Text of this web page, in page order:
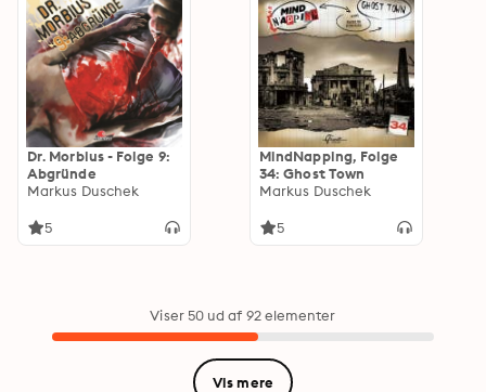
Dr. Morbius - Folge 9:
Abgründe
Markus Duschek
5
MindNapping, Folge
34: Ghost Town
Markus Duschek
5
Viser 50 ud af 92 elementer
Vis mere